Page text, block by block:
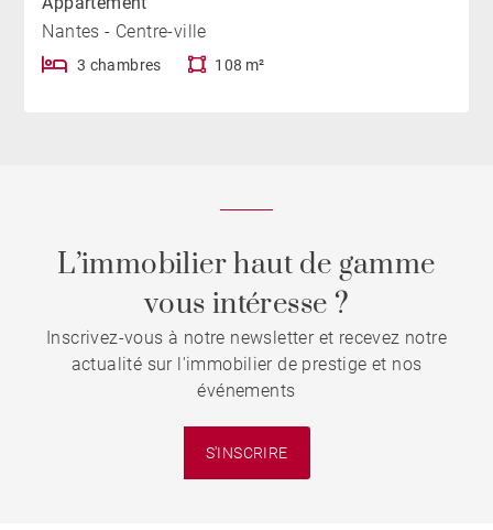
Nantes - Centre-ville
3 chambres 108 m²
L’immobilier haut de gamme
vous intéresse ?
Inscrivez-vous à notre newsletter et recevez notre
actualité sur l'immobilier de prestige et nos
événements
S'INSCRIRE